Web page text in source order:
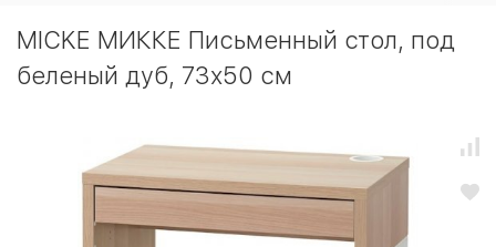
MICKE МИККЕ Письменный стол, под
беленый дуб, 73x50 см